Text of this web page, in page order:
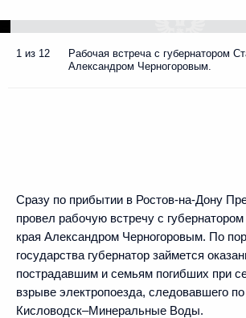
1 из 12
Рабочая встреча с губернатором
Александром Черногоровым.
Сразу по прибытии в Ростов-на-Дону
провел рабочую встречу с
края Александром Черногоровым. По
государства губернатор займется
пострадавшим и семьям погибших при
взрыве электропоезда, следовавшего
Кисловодск–Минеральные Воды.